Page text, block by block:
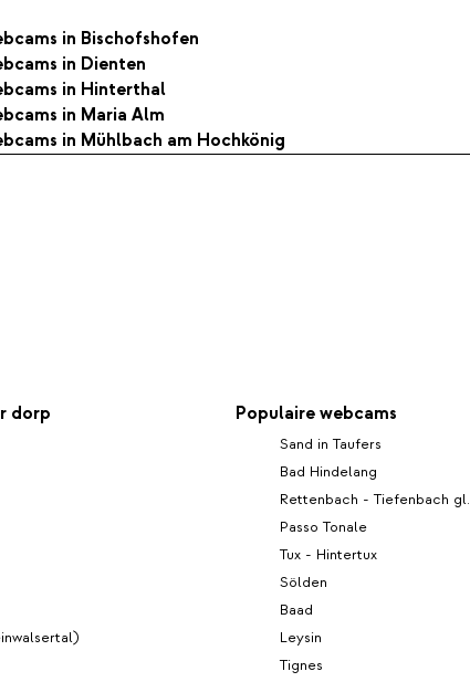
in Bischofshofen
in Dienten
in Hinterthal
in Maria Alm
in Mühlbach am Hochkönig
dorp Populaire webcams
Sand in Taufers
Bad Hindelang
Rettenbach - Tiefenbach gl.
Passo Tonale
Tux - Hintertux
Sölden
Baad
Leysin
Tignes